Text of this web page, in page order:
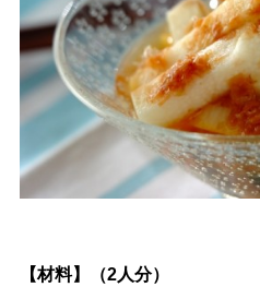
【材料】（2人分）